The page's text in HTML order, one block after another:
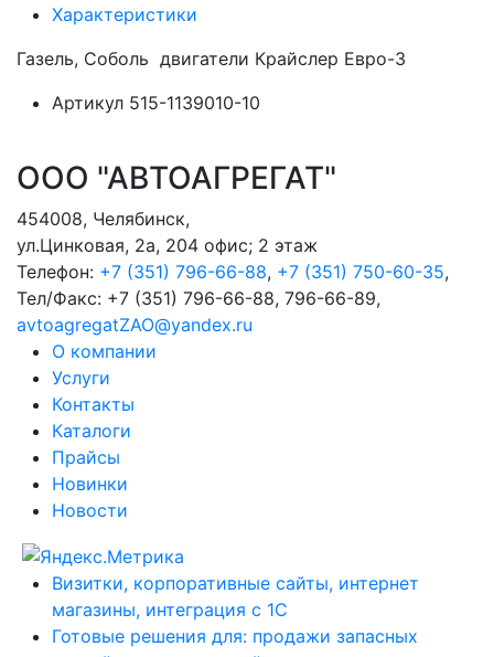
Характеристики
Газель, Соболь двигатели Крайслер Евро-3
Артикул 515-1139010-10
ООО "АВТОАГРЕГАТ"
454008, Челябинск,
ул.Цинковая, 2а, 204 офис; 2 этаж
Телефон: +7 (351) 796-66-88, +7 (351) 750-60-35,
Тел/Факс: +7 (351) 796-66-88, 796-66-89,
avtoagregatZAO@yandex.ru
О компании
Услуги
Контакты
Каталоги
Прайсы
Новинки
Новости
Визитки, корпоративные сайты, интернет
магазины, интеграция с 1С
Готовые решения для: продажи запасных